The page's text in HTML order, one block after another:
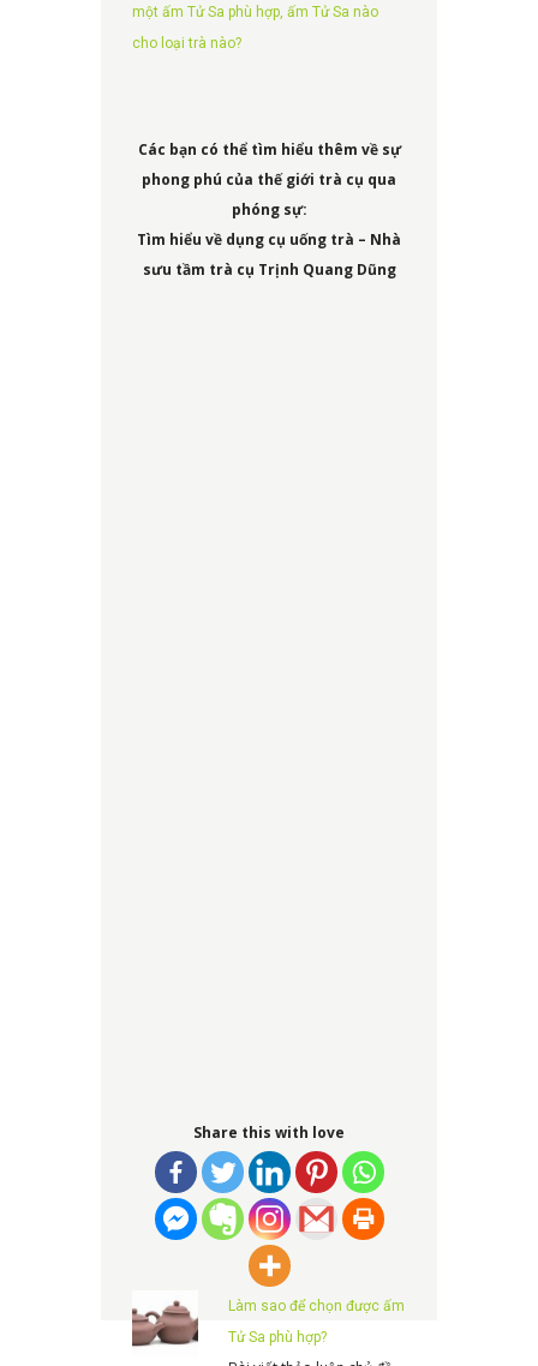
một ấm Tử Sa phù hợp, ấm Tử Sa nào
cho loại trà nào?
Các bạn có thể tìm hiểu thêm về sự
phong phú của thế giới trà cụ qua
phóng sự:
Tìm hiểu về dụng cụ uống trà – Nhà
sưu tầm trà cụ Trịnh Quang Dũng
Share this with love
Làm sao để chọn được ấm
Tử Sa phù hợp?